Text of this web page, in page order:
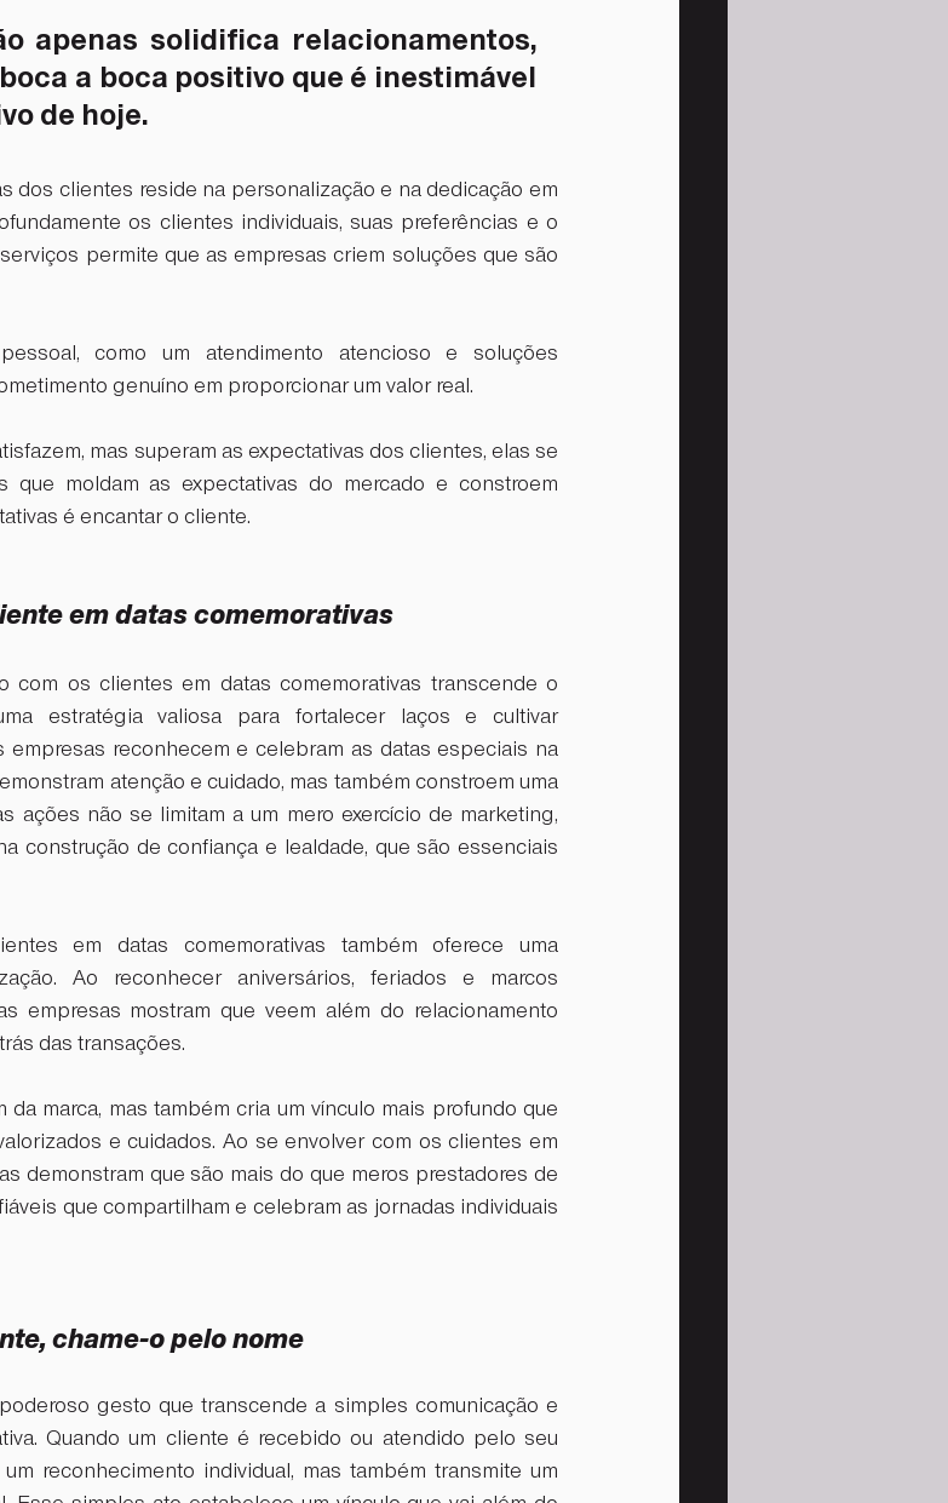
apenas solidifica relacionamentos,
a boca positivo que é inestimável
de hoje.
dos clientes reside na personalização e na dedicação em
os clientes individuais, suas preferências e o
permite que as empresas criem soluções que são
como um atendimento atencioso e soluções
genuíno em proporcionar um valor real.
mas superam as expectativas dos clientes, elas se
que moldam as expectativas do mercado e constroem
é encantar o cliente.
em datas comemorativas
com os clientes em datas comemorativas transcende o
estratégia valiosa para fortalecer laços e cultivar
empresas reconhecem e celebram as datas especiais na
atenção e cuidado, mas também constroem uma
ações não se limitam a um mero exercício de marketing,
construção de confiança e lealdade, que são essenciais
em datas comemorativas também oferece uma
Ao reconhecer aniversários, feriados e marcos
empresas mostram que veem além do relacionamento
das transações.
da marca, mas também cria um vínculo mais profundo que
e cuidados. Ao se envolver com os clientes em
demonstram que são mais do que meros prestadores de
que compartilham e celebram as jornadas individuais
chame-o pelo nome
gesto que transcende a simples comunicação e
Quando um cliente é recebido ou atendido pelo seu
reconhecimento individual, mas também transmite um